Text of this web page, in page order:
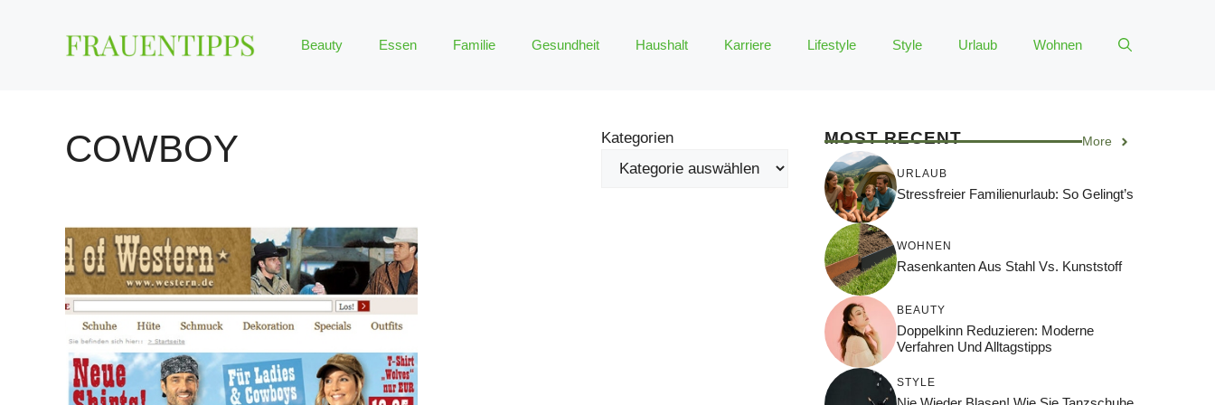
Beauty Essen Familie Gesundheit Haushalt Karriere Lifestyle Style Urlaub Wohnen
COWBOY Kategorien MOST RECENT More
URLAUB
Stressfreier Familienurlaub: So Gelingt’s
WOHNEN
Rasenkanten Aus Stahl Vs. Kunststoff
BEAUTY
Doppelkinn Reduzieren: Moderne
Verfahren Und Alltagstipps
STYLE